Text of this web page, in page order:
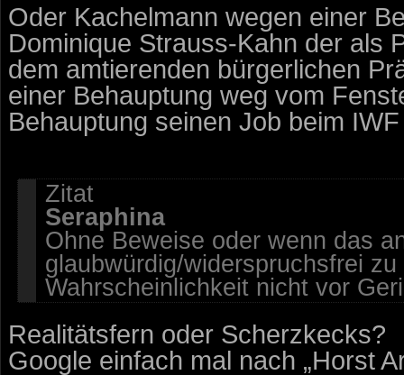
Oder Kachelmann wegen einer
Dominique Strauss-Kahn der als
dem amtierenden bürgerlichen
einer Behauptung weg vom
Behauptung seinen Job beim
Zitat
Seraphina
Ohne Beweise oder wenn das
glaubwürdig/widerspruchsfrei
Wahrscheinlichkeit nicht vor
Realitätsfern oder Scherzkecks?
Google einfach mal nach „Horst